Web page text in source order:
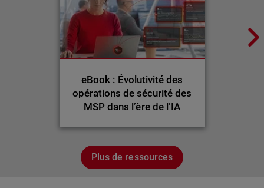
eBook : Évolutivité des
opérations de sécurité des
MSP dans l’ère de l’IA
Plus de ressources